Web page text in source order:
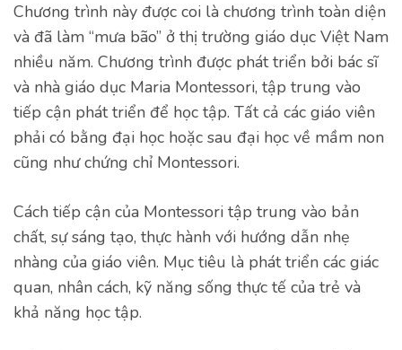
Chương trình này được coi là chương trình toàn diện
và đã làm “mưa bão” ở thị trường giáo dục Việt Nam
nhiều năm. Chương trình được phát triển bởi bác sĩ
và nhà giáo dục Maria Montessori, tập trung vào
tiếp cận phát triển để học tập. Tất cả các giáo viên
phải có bằng đại học hoặc sau đại học về mầm non
cũng như chứng chỉ Montessori.
Cách tiếp cận của Montessori tập trung vào bản
chất, sự sáng tạo, thực hành với hướng dẫn nhẹ
nhàng của giáo viên. Mục tiêu là phát triển các giác
quan, nhân cách, kỹ năng sống thực tế của trẻ và
khả năng học tập.